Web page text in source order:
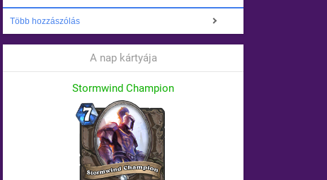
Több hozzászólás
A nap kártyája
Stormwind Champion